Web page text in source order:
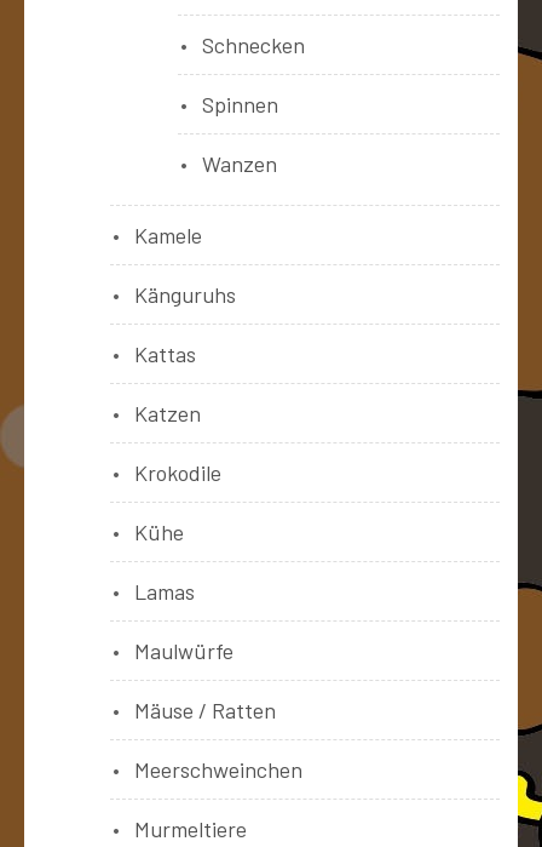
Schnecken
Spinnen
Wanzen
Kamele
Känguruhs
Kattas
Katzen
Krokodile
Kühe
Lamas
Maulwürfe
Mäuse / Ratten
Meerschweinchen
Murmeltiere